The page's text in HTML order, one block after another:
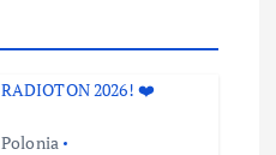
Polonia